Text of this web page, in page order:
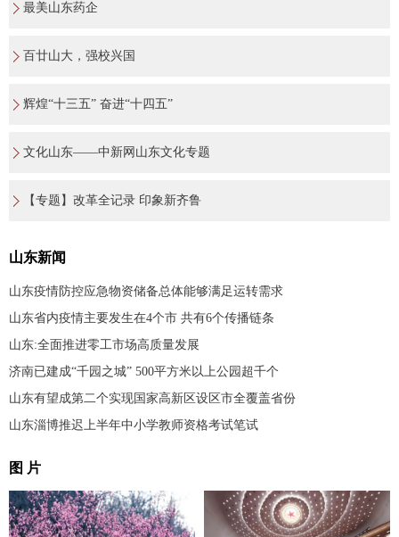
最美山东药企
百廿山大，强校兴国
辉煌“十三五” 奋进“十四五”
文化山东——中新网山东文化专题
【专题】改革全记录 印象新齐鲁
山东新闻
山东疫情防控应急物资储备总体能够满足运转需求
山东省内疫情主要发生在4个市 共有6个传播链条
山东:全面推进零工市场高质量发展
济南已建成“千园之城” 500平方米以上公园超千个
山东有望成第二个实现国家高新区设区市全覆盖省份
山东淄博推迟上半年中小学教师资格考试笔试
图 片